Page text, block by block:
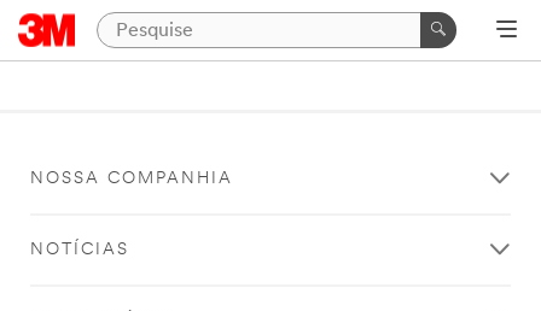
NOSSA COMPANHIA
NOTÍCIAS